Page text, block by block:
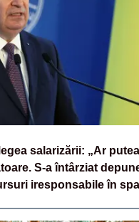
salarizării: „Ar
S-a întârziat
iresponsabile în